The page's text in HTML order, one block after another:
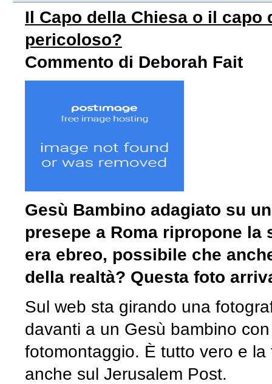
Il Capo della Chiesa o il
pericoloso?
Commento di Deborah Fait
Gesù Bambino adagiato su
presepe a Roma ripropone
era ebreo, possibile che
della realtà? Questa foto
Sul web sta girando una
davanti a un Gesù bambino
fotomontaggio. È tutto vero e
anche sul Jerusalem Post.